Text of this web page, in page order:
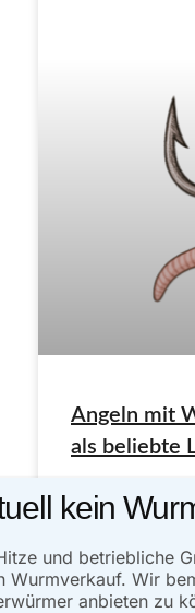
Angeln mit
als beliebte
ARTIKEL LESEN»
Oktober 15, 2023
kein
und betriebliche
Wurmverkauf. Wir
anbieten zu